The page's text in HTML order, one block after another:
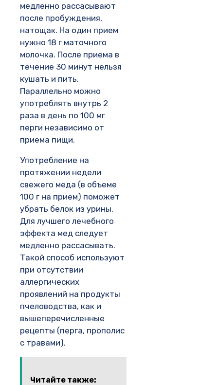
медленно рассасывают
после пробуждения,
натощак. На один прием
нужно 18 г маточного
молочка. После приема в
течение 30 минут нельзя
кушать и пить.
Параллельно можно
употреблять внутрь 2
раза в день по 100 мг
перги независимо от
приема пищи.
Употребление на
протяжении недели
свежего меда (в объеме
100 г на прием) поможет
убрать белок из урины.
Для лучшего лечебного
эффекта мед следует
медленно рассасывать.
Такой способ используют
при отсутствии
аллергических
проявлений на продукты
пчеловодства, как и
вышеперечисленные
рецепты (перга, прополис
с травами).
Читайте также: